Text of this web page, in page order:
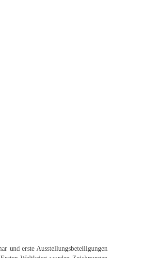
und erste Ausstellungsbeteiligungen